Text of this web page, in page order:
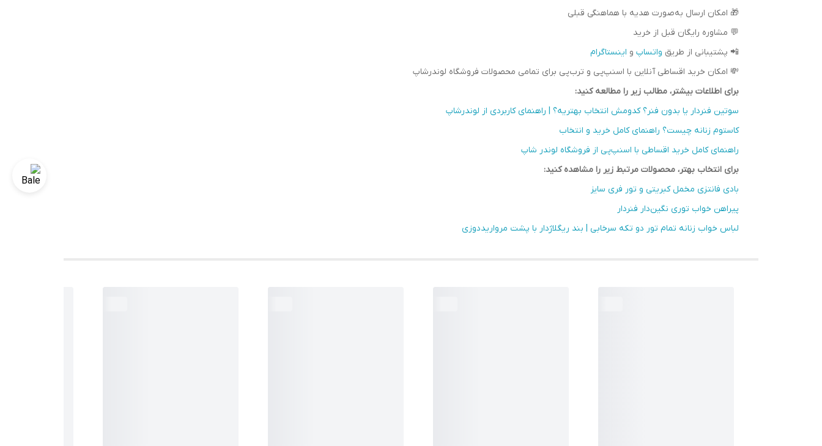
🎁 امکان ارسال به‌صورت هدیه با هماهنگی قبلی
💬 مشاوره رایگان قبل از خرید
📲 پشتیبانی از طریق واتساپ و اینستاگرام
💸 امکان خرید اقساطی آنلاین با اسنپ‌پی و ترب‌پی برای تمامی محصولات فروشگاه لوندرشاپ
برای اطلاعات بیشتر، مطالب زیر را مطالعه کنید:
سوتین فنردار یا بدون فنر؟ کدومش انتخاب بهتریه؟ | راهنمای کاربردی از لوندرشاپ
کاستوم زنانه چیست؟ راهنمای کامل خرید و انتخاب
راهنمای کامل خرید اقساطی با اسنپ‌پی از فروشگاه لوندر شاپ
برای انتخاب بهتر، محصولات مرتبط زیر را مشاهده کنید:
بادی فانتزی مخمل کبریتی و تور فری سایز
پیراهن خواب توری نگین‌دار فنردار
لباس خواب زنانه تمام تور دو تکه سرخابی | بند ریگلاژدار با پشت مرواریددوزی